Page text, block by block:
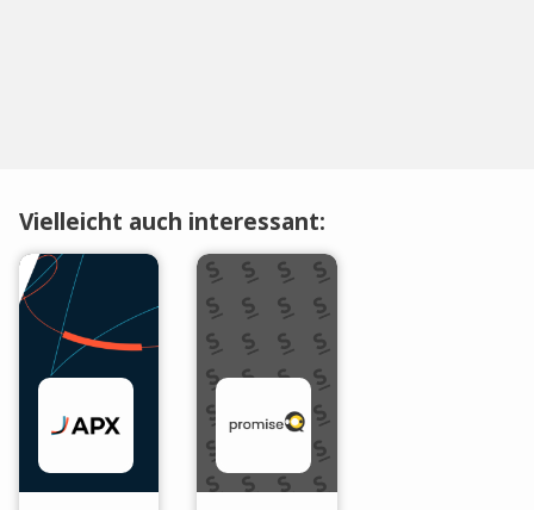
Vielleicht auch interessant: